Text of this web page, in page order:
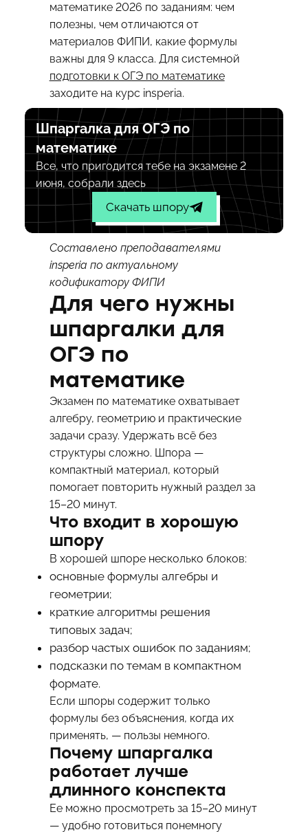
математике 2026 по заданиям: чем
полезны, чем отличаются от
материалов ФИПИ, какие формулы
важны для 9 класса. Для системной
подготовки к ОГЭ по математике
заходите на курс insperia.
Шпаргалка для ОГЭ по
математике
Все, что пригодится тебе на экзамене 2
июня, собрали здесь
Скачать шпору
Составлено преподавателями
insperia по актуальному
кодификатору ФИПИ
Для чего нужны
шпаргалки для
ОГЭ по
математике
Экзамен по математике охватывает
алгебру, геометрию и практические
задачи сразу. Удержать всё без
структуры сложно. Шпора —
компактный материал, который
помогает повторить нужный раздел за
15–20 минут.
Что входит в хорошую
шпору
В хорошей шпоре несколько блоков:
основные формулы алгебры и
геометрии;
краткие алгоритмы решения
типовых задач;
разбор частых ошибок по заданиям;
подсказки по темам в компактном
формате.
Если шпоры содержит только
формулы без объяснения, когда их
применять, — пользы немного.
Почему шпаргалка
работает лучше
длинного конспекта
Ее можно просмотреть за 15–20 минут
— удобно готовиться понемногу